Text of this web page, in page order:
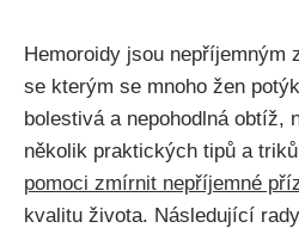
Hemoroidy jsou nepříjemným‌
se kterým se mnoho⁣ žen
bolestivá a nepohodlná obtíž,
několik praktických⁢ tipů a
pomoci zmírnit nepříjemné
kvalitu života.‌ Následující‌